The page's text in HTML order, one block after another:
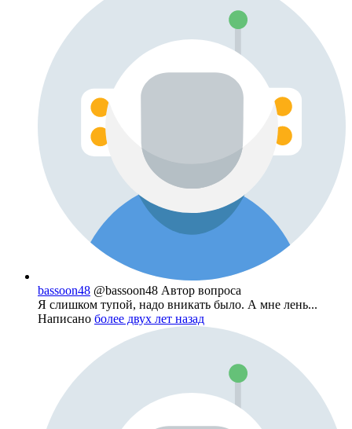
bassoon48 @bassoon48 Автор вопроса
Я слишком тупой, надо вникать было. А мне лень...
Написано более двух лет назад